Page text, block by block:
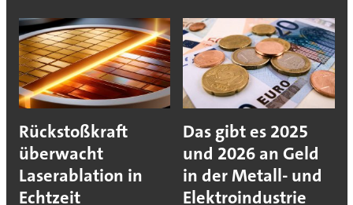
Rückstoßkraft
überwacht
Laserablation in
Echtzeit
Das gibt es 2025
und 2026 an Geld
in der Metall- und
Elektroindustrie